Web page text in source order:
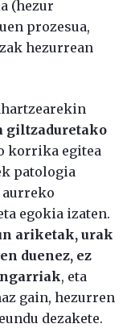
(hezur
prozesua,
hezurrean
giltzaduretako
korrika egitea
patologia
aurreko
egokia izaten.
ariketak, urak
duenez, ez
, eta
gain, hezurren
dezakete.